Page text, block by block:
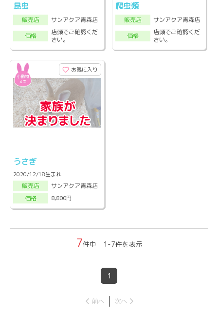
昆虫
販売店
サンアクア青森店
価格
店頭でご確認くだ
さい。
爬虫類
販売店
サンアクア青森店
価格
店頭でご確認くだ
さい。
お気に入り
うさぎ
2020/12/18生まれ
販売店
サンアクア青森店
価格
8,800円
7件中 1-7件を表示
1
前へ 次へ